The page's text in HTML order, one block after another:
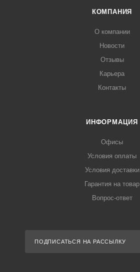
КОМПАНИЯ
О компании
Новости
Отзывы
Карьера
Контакты
ИНФОРМАЦИЯ
Офисы
Условия оплаты
Условия доставки
Гарантия на товар
Вопрос-ответ
ПОДПИСАТЬСЯ НА РАССЫЛКУ